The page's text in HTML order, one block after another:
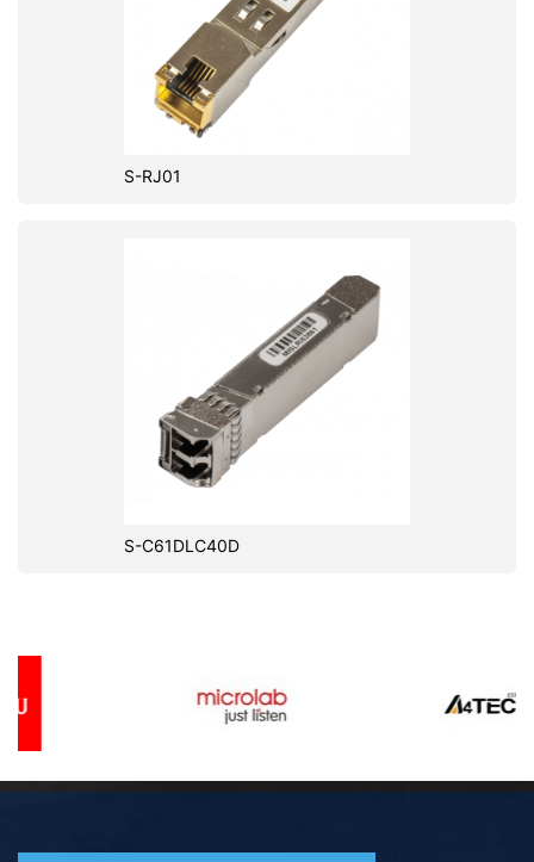
S-RJ01
S-C61DLC40D